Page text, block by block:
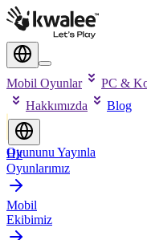
Mobil Oyunlar PC &
Hakkımızda
Blog
Oyununu Yayınla
Hit
Oyunlarımız
Mobil
Ekibimiz